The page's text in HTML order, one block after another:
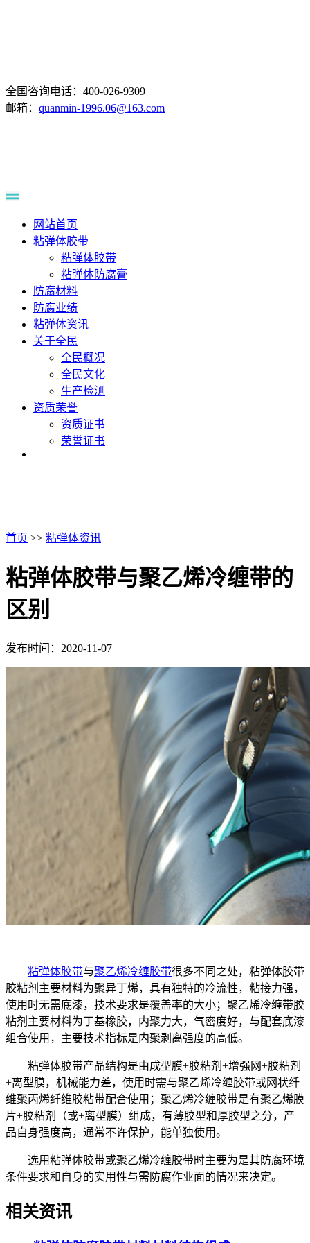
全国咨询电话：400-026-9309
邮箱： quanmin-1996.06@163.com
网站首页
粘弹体胶带
粘弹体胶带
粘弹体防腐膏
防腐材料
防腐业绩
粘弹体资讯
关于全民
全民概况
全民文化
生产检测
资质荣誉
资质证书
荣誉证书
首页 >> 粘弹体资讯
粘弹体胶带与聚乙烯冷缠带的
区别
发布时间：2020-11-07
粘弹体胶带与聚乙烯冷缠胶带很多不同之处，粘弹体胶带
胶粘剂主要材料为聚异丁烯，具有独特的冷流性，粘接力强，
使用时无需底漆，技术要求是覆盖率的大小；聚乙烯冷缠带胶
粘剂主要材料为丁基橡胶，内聚力大，气密度好，与配套底漆
组合使用，主要技术指标是内聚剥离强度的高低。
粘弹体胶带产品结构是由成型膜+胶粘剂+增强网+胶粘剂
+离型膜，机械能力差，使用时需与聚乙烯冷缠胶带或网状纤
维聚丙烯纤维胶粘带配合使用；聚乙烯冷缠胶带是有聚乙烯膜
片+胶粘剂（或+离型膜）组成，有薄胶型和厚胶型之分，产
品自身强度高，通常不许保护，能单独使用。
选用粘弹体胶带或聚乙烯冷缠胶带时主要为是其防腐环境
条件要求和自身的实用性与需防腐作业面的情况来决定。
相关资讯